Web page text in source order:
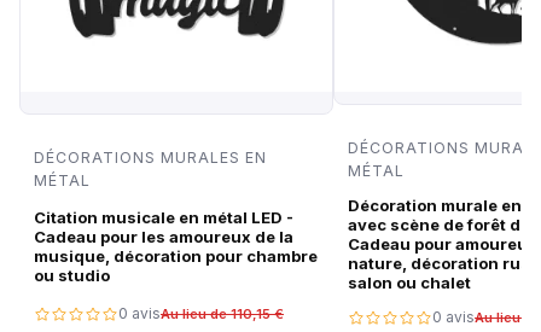
DÉCORATIONS MURALES EN
MÉTAL
Citation musicale en métal LED -
Cadeau pour les amoureux de la
musique, décoration pour chambre
ou studio
0 avisAu lieu de 110,15 €
DÉCORATIONS
MÉTAL
Décoration murale en
avec scène de forêt de
Cadeau pour amoureux
nature, décoration
salon ou chalet
0 avisAu lieu